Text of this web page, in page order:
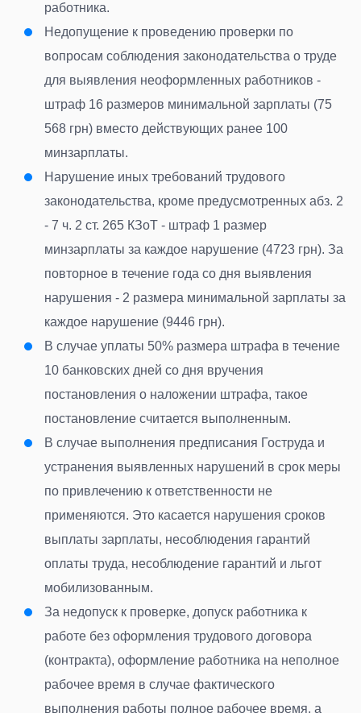
работника.
Недопущение к проведению проверки по
вопросам соблюдения законодательства о труде
для выявления неоформленных работников -
штраф 16 размеров минимальной зарплаты (75
568 грн) вместо действующих ранее 100
минзарплаты.
Нарушение иных требований трудового
законодательства, кроме предусмотренных абз. 2
- 7 ч. 2 ст. 265 КЗоТ - штраф 1 размер
минзарплаты за каждое нарушение (4723 грн). За
повторное в течение года со дня выявления
нарушения - 2 размера минимальной зарплаты за
каждое нарушение (9446 грн).
В случае уплаты 50% размера штрафа в течение
10 банковских дней со дня вручения
постановления о наложении штрафа, такое
постановление считается выполненным.
В случае выполнения предписания Гоструда и
устранения выявленных нарушений в срок меры
по привлечению к ответственности не
применяются. Это касается нарушения сроков
выплаты зарплаты, несоблюдения гарантий
оплаты труда, несоблюдение гарантий и льгот
мобилизованным.
За недопуск к проверке, допуск работника к
работе без оформления трудового договора
(контракта), оформление работника на неполное
рабочее время в случае фактического
выполнения работы полное рабочее время, а